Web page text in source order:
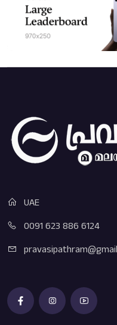
UAE
0091 623 886 6124